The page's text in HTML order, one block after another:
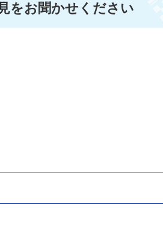
をお聞かせください